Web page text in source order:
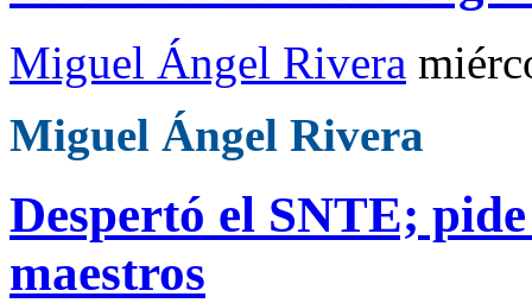
Miguel Ángel Rivera
Miguel Ángel Rivera
Despertó el SNTE;
maestros